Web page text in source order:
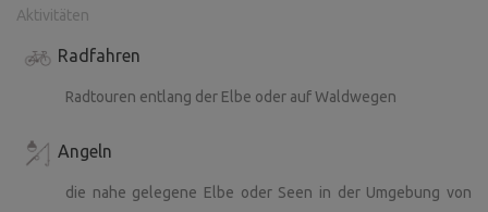
Aktivitäten
Radfahren
Radtouren entlang der Elbe oder auf Waldwegen
Angeln
die nahe gelegene Elbe oder Seen in der Umgebung von